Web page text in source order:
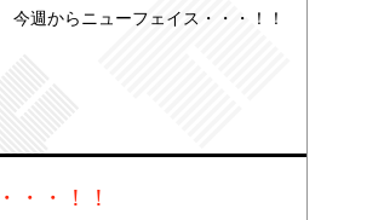
週からニューフェイス・・・！！
・・！！